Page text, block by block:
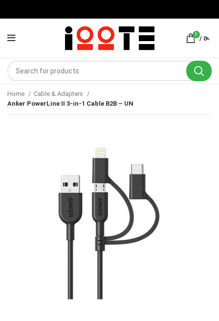
0
/ 0৳
Home
Cable & Adapters
Anker PowerLine II 3-in-1 Cable B2B – UN